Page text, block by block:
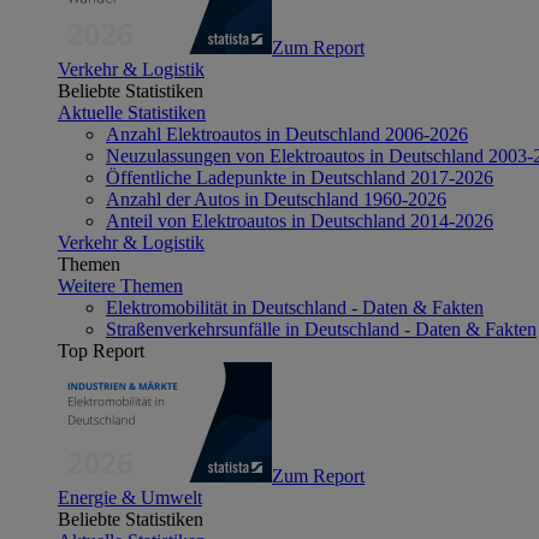
Zum Report
Verkehr & Logistik
Beliebte Statistiken
Aktuelle Statistiken
Anzahl Elektroautos in Deutschland 2006-2026
Neuzulassungen von Elektroautos in Deutschland 2003-
Öffentliche Ladepunkte in Deutschland 2017-2026
Anzahl der Autos in Deutschland 1960-2026
Anteil von Elektroautos in Deutschland 2014-2026
Verkehr & Logistik
Themen
Weitere Themen
Elektromobilität in Deutschland - Daten & Fakten
Straßenverkehrsunfälle in Deutschland - Daten & Fakten
Top Report
Zum Report
Energie & Umwelt
Beliebte Statistiken